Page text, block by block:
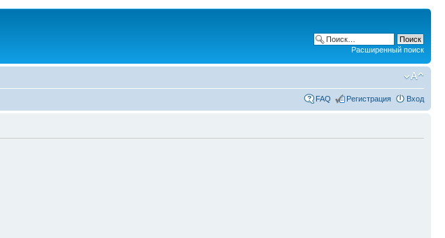
Расширенный поиск
FAQ Регистрация Вход